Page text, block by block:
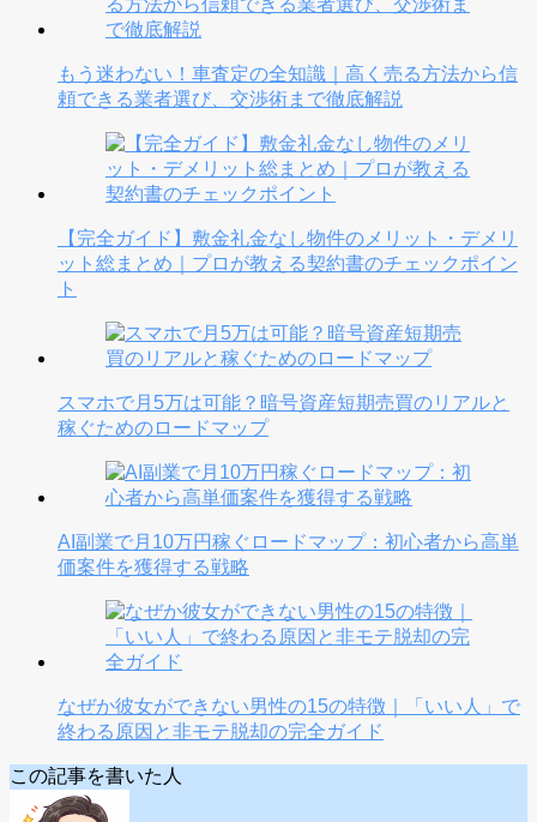
もう迷わない！車査定の全知識｜高く売る方法から信
頼できる業者選び、交渉術まで徹底解説
【完全ガイド】敷金礼金なし物件のメリット・デメリ
ット総まとめ｜プロが教える契約書のチェックポイン
ト
スマホで月5万は可能？暗号資産短期売買のリアルと
稼ぐためのロードマップ
AI副業で月10万円稼ぐロードマップ：初心者から高単
価案件を獲得する戦略
なぜか彼女ができない男性の15の特徴｜「いい人」で
終わる原因と非モテ脱却の完全ガイド
この記事を書いた人